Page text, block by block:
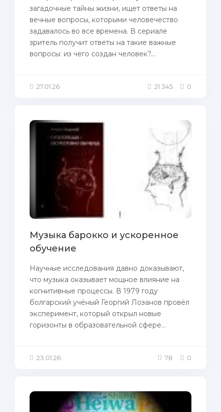
загадочные тайны жизни, ищет ответы на
вечные вопросы, которыми человечество
задавалось во все времена. В сериале
зритель получит ответы на такие важные
вопросы: из чего создан человек?...
27.01.26 21 345 0
Музыка барокко и ускоренное
обучение
Научные исследования давно доказывают,
что музыка оказывает мощное влияние на
когнитивные процессы. В 1979 году
болгарский учёный Георгий Лозанов провёл
эксперимент, который открыл новые
горизонты в образовательной сфере...
23.01.26 78 0